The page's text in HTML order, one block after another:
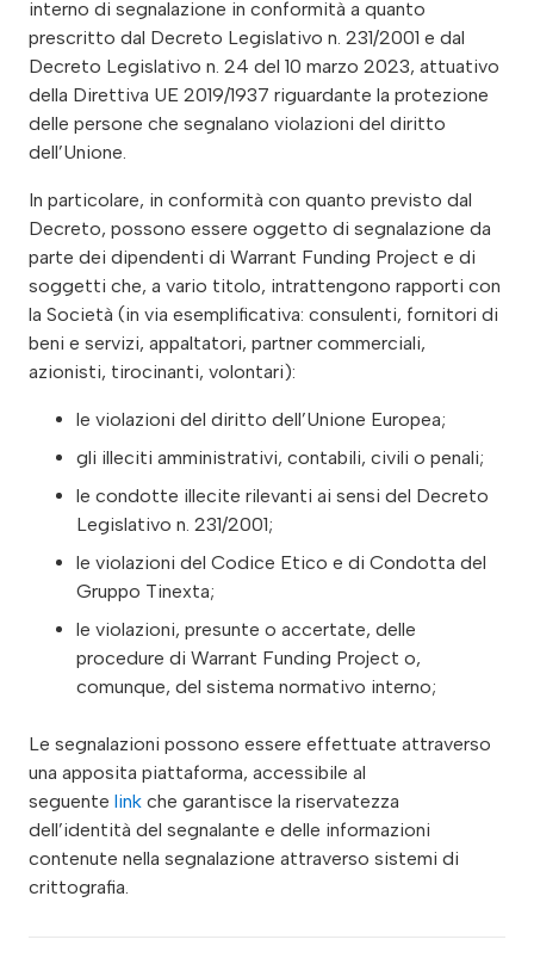
interno di segnalazione in conformità a quanto
prescritto dal Decreto Legislativo n. 231/2001 e dal
Decreto Legislativo n. 24 del 10 marzo 2023, attuativo
della Direttiva UE 2019/1937 riguardante la protezione
delle persone che segnalano violazioni del diritto
dell’Unione.
In particolare, in conformità con quanto previsto dal
Decreto, possono essere oggetto di segnalazione da
parte dei dipendenti di Warrant Funding Project e di
soggetti che, a vario titolo, intrattengono rapporti con
la Società (in via esemplificativa: consulenti, fornitori di
beni e servizi, appaltatori, partner commerciali,
azionisti, tirocinanti, volontari):
le violazioni del diritto dell’Unione Europea;
gli illeciti amministrativi, contabili, civili o penali;
le condotte illecite rilevanti ai sensi del Decreto
Legislativo n. 231/2001;
le violazioni del Codice Etico e di Condotta del
Gruppo Tinexta;
le violazioni, presunte o accertate, delle
procedure di Warrant Funding Project o,
comunque, del sistema normativo interno;
Le segnalazioni possono essere effettuate attraverso
una apposita piattaforma, accessibile al
seguente link che garantisce la riservatezza
dell’identità del segnalante e delle informazioni
contenute nella segnalazione attraverso sistemi di
crittografia.